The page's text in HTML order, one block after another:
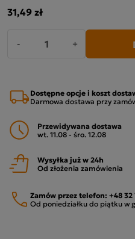
31,49 zł
- +
Dostępne opcje i koszt
Darmowa dostawa przy
Przewidywana dostawa
wt. 11.08 - śro. 12.08
Wysyłka już w 24h
Od złożenia zamówienia
Zamów przez telefon: +48
Od poniedziałku do piątku w